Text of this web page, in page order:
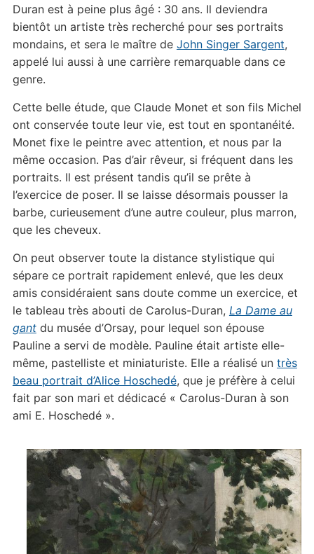
Duran est à peine plus âgé : 30 ans. Il deviendra
bientôt un artiste très recherché pour ses portraits
mondains, et sera le maître de John Singer Sargent,
appelé lui aussi à une carrière remarquable dans ce
genre.
Cette belle étude, que Claude Monet et son fils Michel
ont conservée toute leur vie, est tout en spontanéité.
Monet fixe le peintre avec attention, et nous par la
même occasion. Pas d’air rêveur, si fréquent dans les
portraits. Il est présent tandis qu’il se prête à
l’exercice de poser. Il se laisse désormais pousser la
barbe, curieusement d’une autre couleur, plus marron,
que les cheveux.
On peut observer toute la distance stylistique qui
sépare ce portrait rapidement enlevé, que les deux
amis considéraient sans doute comme un exercice, et
le tableau très abouti de Carolus-Duran, La Dame au
gantdu musée d’Orsay, pour lequel son épouse
Pauline a servi de modèle. Pauline était artiste elle-
même, pastelliste et miniaturiste. Elle a réalisé un très
beau portrait d’Alice Hoschedé, que je préfère à celui
fait par son mari et dédicacé « Carolus-Duran à son
ami E. Hoschedé ».